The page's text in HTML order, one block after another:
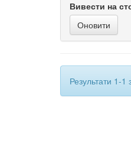
Вивести на
Результати 1-1